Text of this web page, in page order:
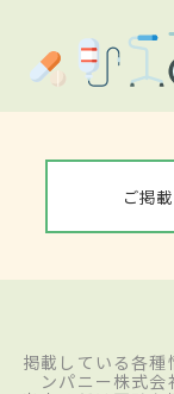
ご掲
掲載している各
ンパニー株式会